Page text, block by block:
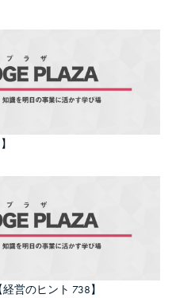
営のヒント 738】